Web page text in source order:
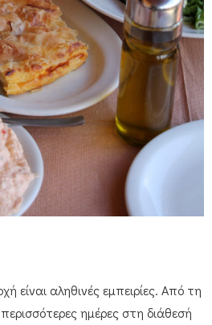
είναι αληθινές εμπειρίες. Από τη
ημέρες στη διάθεσή